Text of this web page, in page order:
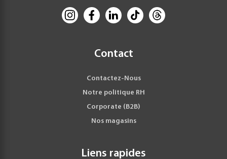
Contact
Contactez-Nous
Notre politique RH
Corporate (B2B)
Nos magasins
Liens rapides